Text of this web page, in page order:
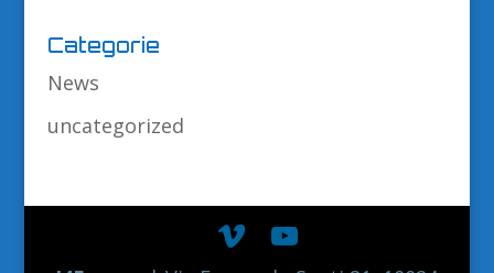
Categorie
News
uncategorized